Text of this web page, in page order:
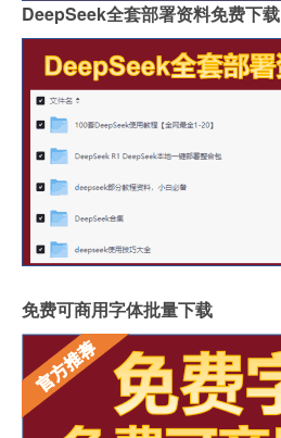
DeepSeek全套部署资料免费下载
免费可商用字体批量下载